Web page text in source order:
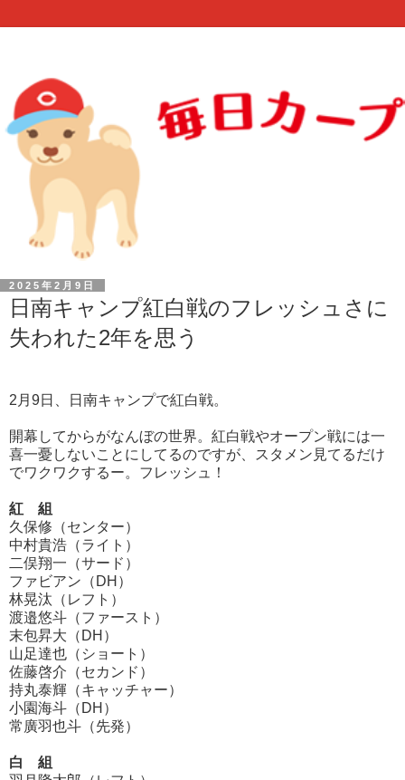
2025年2月9日
日南キャンプ紅白戦のフレッシュさに
失われた2年を思う
2月9日、日南キャンプで紅白戦。
開幕してからがなんぼの世界。紅白戦やオープン戦には一
喜一憂しないことにしてるのですが、スタメン見てるだけ
でワクワクするー。フレッシュ！
紅 組
久保修（センター）
中村貴浩（ライト）
二俣翔一（サード）
ファビアン（DH）
林晃汰（レフト）
渡邉悠斗（ファースト）
末包昇大（DH）
山足達也（ショート）
佐藤啓介（セカンド）
持丸泰輝（キャッチャー）
小園海斗（DH）
常廣羽也斗（先発）
白 組